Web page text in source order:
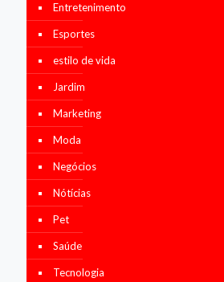
Entretenimento
Esportes
estilo de vida
Jardim
Marketing
Moda
Negócios
Nótícias
Pet
Saúde
Tecnologia